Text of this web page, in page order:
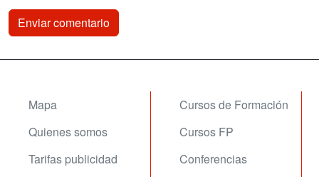
Mapa
Quienes somos
Tarifas publicidad
Cursos de Formación
Cursos FP
Conferencias